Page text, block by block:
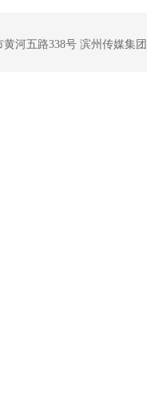
河五路338号 滨州传媒集